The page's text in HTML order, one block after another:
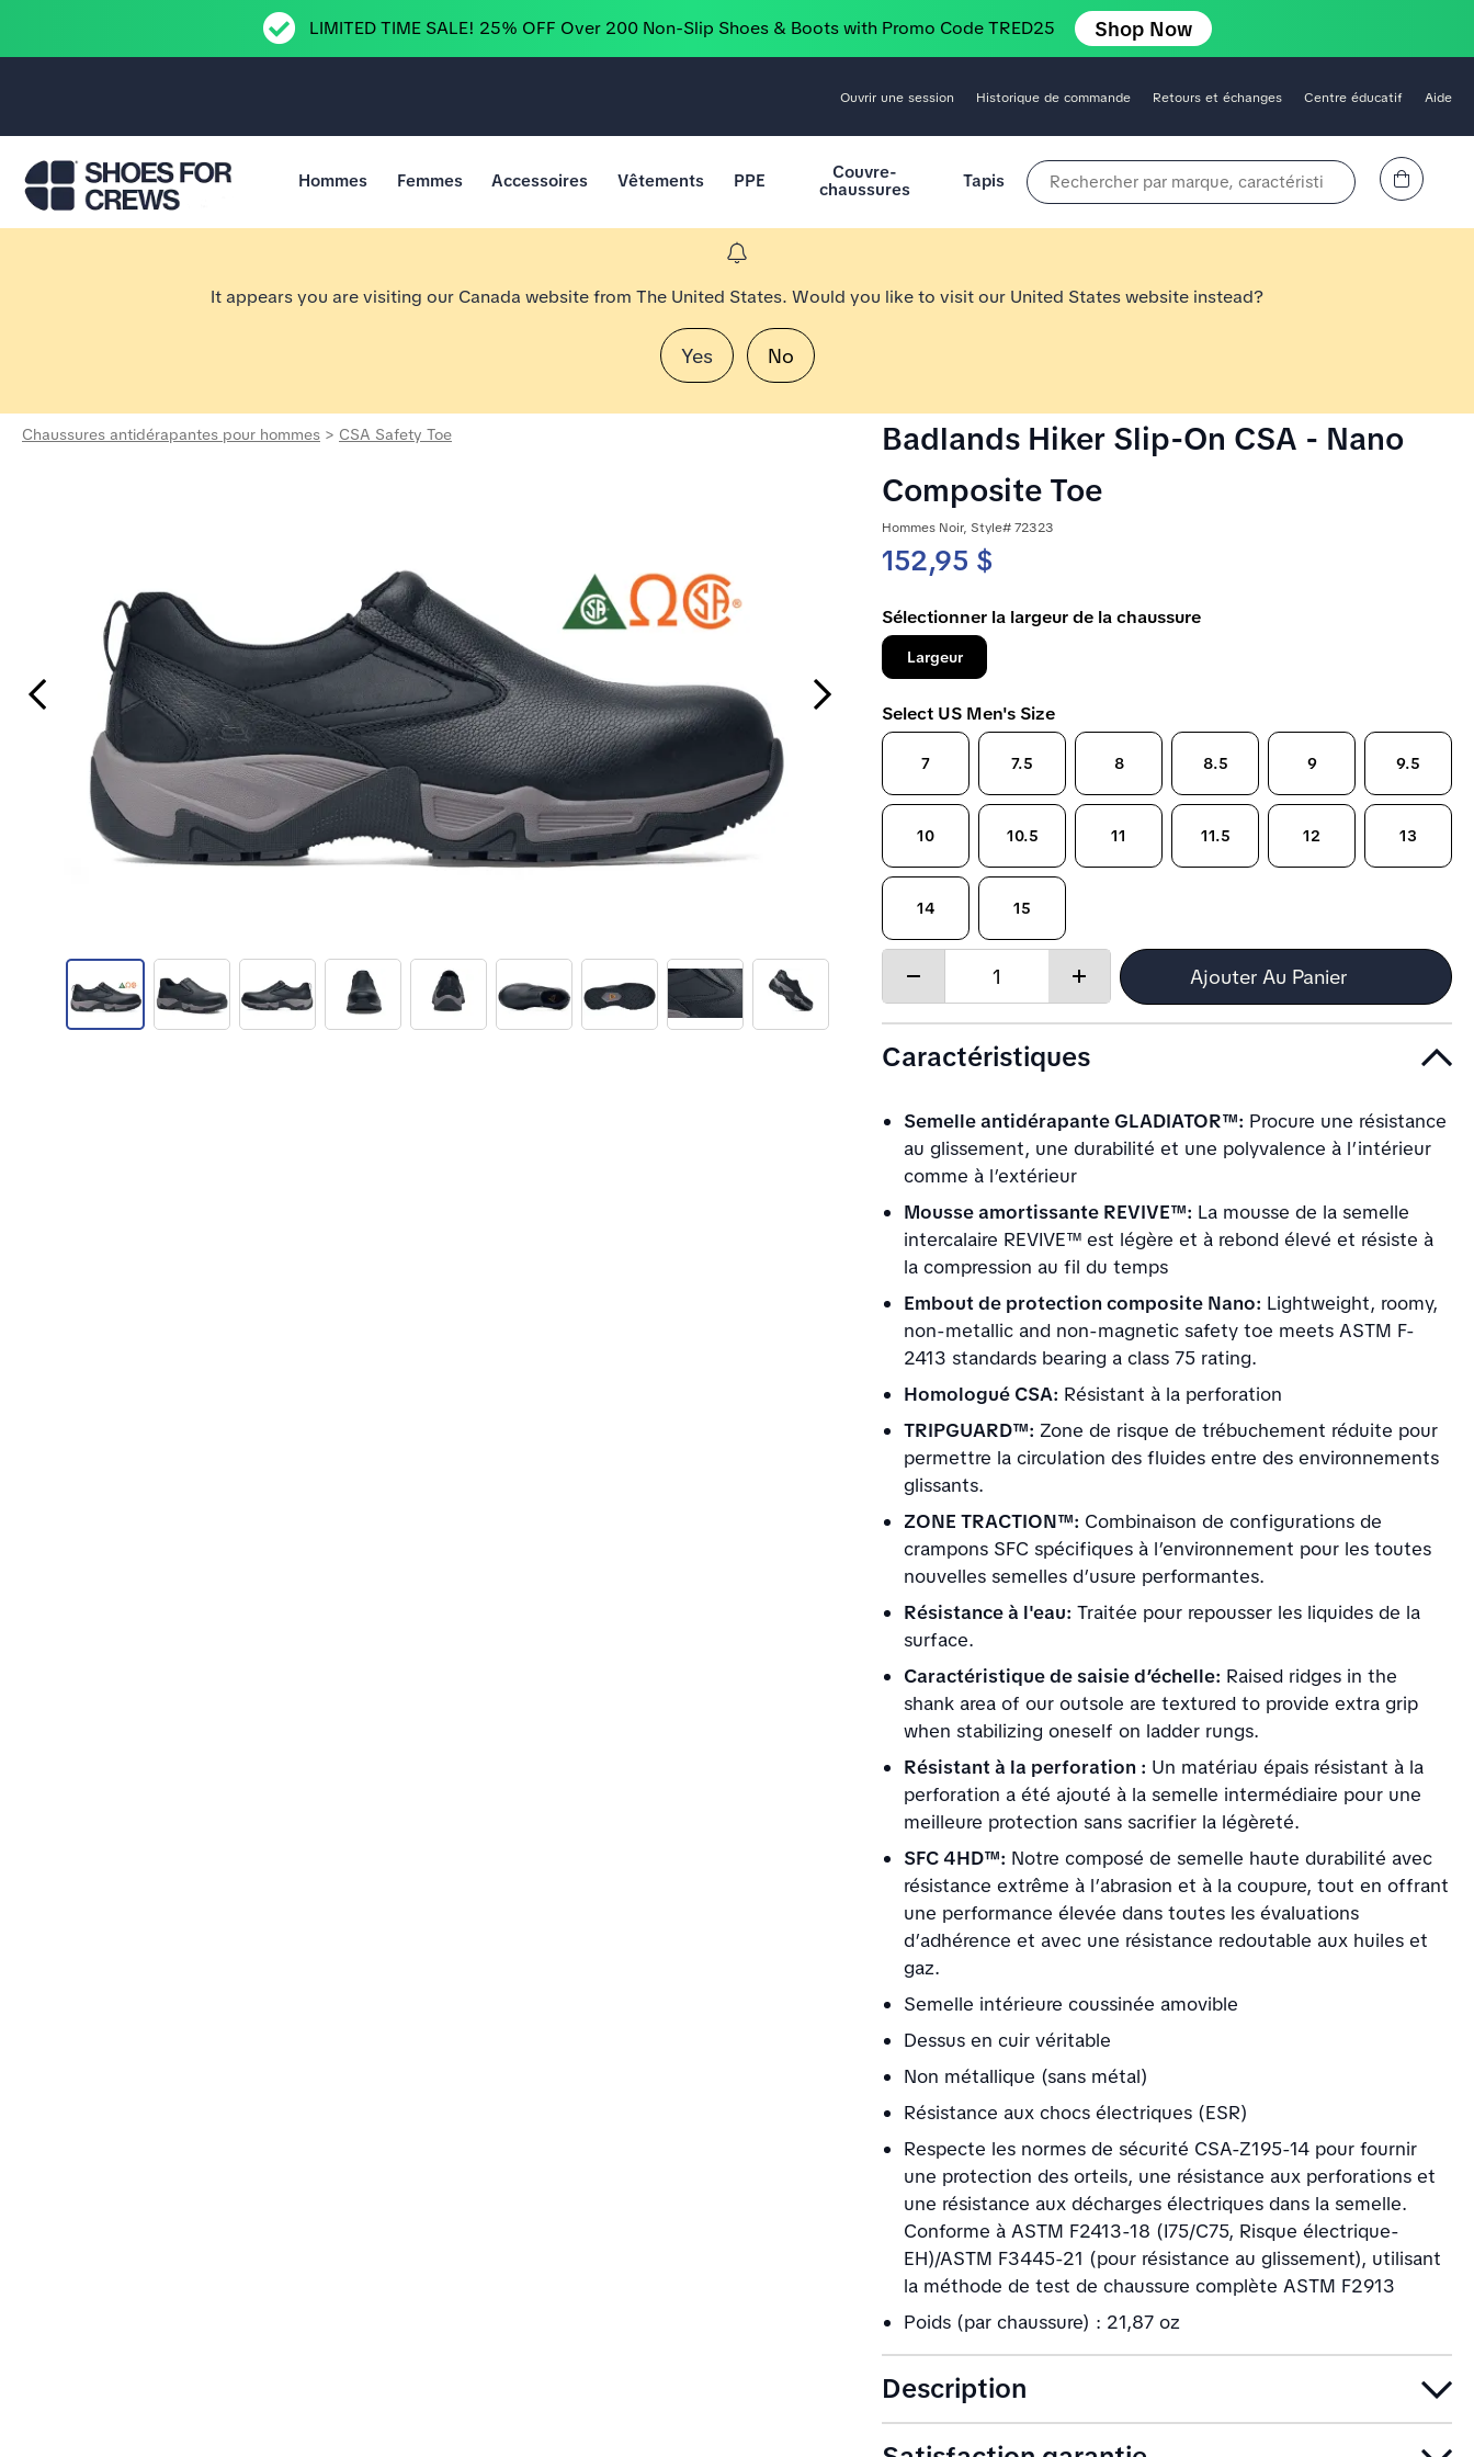
LIMITED TIME SALE! 25% OFF Over 200 Non-Slip Shoes & Boots with Promo Code TRED25 Shop Now
Ouvrir une session Historique de commande Retours et échanges Centre éducatif Aide
Aller à la page d’accueil Shoes For Crews
Hommes Femmes Accessoires Vêtements PPE
Couvre-
chaussures
Tapis Rechercher par marque, caractéristique, style, couleur, etc. Affichez le panier
It appears you are visiting our Canada website from The United States. Would you like to visit our United States website instead?
Yes No
Chaussures antidérapantes pour hommes > CSA Safety Toe
Previous Slide Next Slide
Badlands Hiker Slip-On CSA - Nano
Composite Toe
Hommes Noir, Style# 72323
152,95 $
Sélectionner la largeur de la chaussure
Largeur
Select US Men's Size
7 7.5 8 8.5 9 9.5
10 10.5 11 11.5 12 13
14 15
Quantity:
Increase
Ajouter Au Panier
Caractéristiques
Semelle antidérapante GLADIATOR™: Procure une résistance
au glissement, une durabilité et une polyvalence à l’intérieur
comme à l’extérieur
Mousse amortissante REVIVE™: La mousse de la semelle
intercalaire REVIVE™ est légère et à rebond élevé et résiste à
la compression au fil du temps
Embout de protection composite Nano: Lightweight, roomy,
non-metallic and non-magnetic safety toe meets ASTM F-
2413 standards bearing a class 75 rating.
Homologué CSA: Résistant à la perforation
TRIPGUARD™: Zone de risque de trébuchement réduite pour
permettre la circulation des fluides entre des environnements
glissants.
ZONE TRACTION™: Combinaison de configurations de
crampons SFC spécifiques à l’environnement pour les toutes
nouvelles semelles d’usure performantes.
Résistance à l'eau: Traitée pour repousser les liquides de la
surface.
Caractéristique de saisie d’échelle: Raised ridges in the
shank area of our outsole are textured to provide extra grip
when stabilizing oneself on ladder rungs.
Résistant à la perforation : Un matériau épais résistant à la
perforation a été ajouté à la semelle intermédiaire pour une
meilleure protection sans sacrifier la légèreté.
SFC 4HD™: Notre composé de semelle haute durabilité avec
résistance extrême à l’abrasion et à la coupure, tout en offrant
une performance élevée dans toutes les évaluations
d’adhérence et avec une résistance redoutable aux huiles et
gaz.
Semelle intérieure coussinée amovible
Dessus en cuir véritable
Non métallique (sans métal)
Résistance aux chocs électriques (ESR)
Respecte les normes de sécurité CSA-Z195-14 pour fournir
une protection des orteils, une résistance aux perforations et
une résistance aux décharges électriques dans la semelle.
Conforme à ASTM F2413-18 (I75/C75, Risque électrique-
EH)/ASTM F3445-21 (pour résistance au glissement), utilisant
la méthode de test de chaussure complète ASTM F2913
Poids (par chaussure) : 21,87 oz
Description